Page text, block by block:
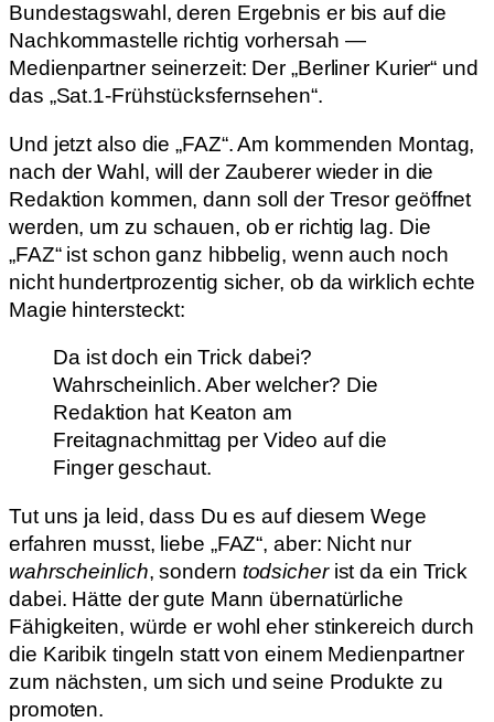
Bundestagswahl, deren Ergebnis er bis auf die
Nachkommastelle richtig vorhersah —
Medienpartner seinerzeit: Der „Berliner Kurier“ und
das „Sat.1-Frühstücksfernsehen“.
Und jetzt also die „FAZ“. Am kommenden Montag,
nach der Wahl, will der Zauberer wieder in die
Redaktion kommen, dann soll der Tresor geöffnet
werden, um zu schauen, ob er richtig lag. Die
„FAZ“ ist schon ganz hibbelig, wenn auch noch
nicht hundertprozentig sicher, ob da wirklich echte
Magie hintersteckt:
Da ist doch ein Trick dabei?
Wahrscheinlich. Aber welcher? Die
Redaktion hat Keaton am
Freitagnachmittag per Video auf die
Finger geschaut.
Tut uns ja leid, dass Du es auf diesem Wege
erfahren musst, liebe „FAZ“, aber: Nicht nur
wahrscheinlich, sondern todsicherist da ein Trick
dabei. Hätte der gute Mann übernatürliche
Fähigkeiten, würde er wohl eher stinkereich durch
die Karibik tingeln statt von einem Medienpartner
zum nächsten, um sich und seine Produkte zu
promoten.